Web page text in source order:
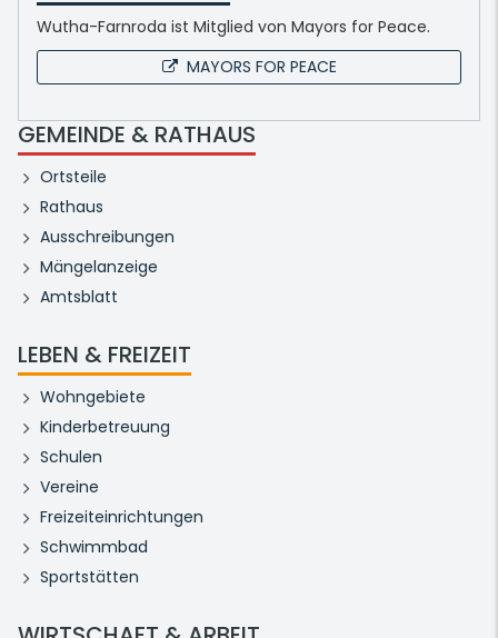
Wutha-Farnroda ist Mitglied von Mayors for Peace.
MAYORS FOR PEACE
GEMEINDE & RATHAUS
Ortsteile
Rathaus
Ausschreibungen
Mängelanzeige
Amtsblatt
LEBEN & FREIZEIT
Wohngebiete
Kinderbetreuung
Schulen
Vereine
Freizeiteinrichtungen
Schwimmbad
Sportstätten